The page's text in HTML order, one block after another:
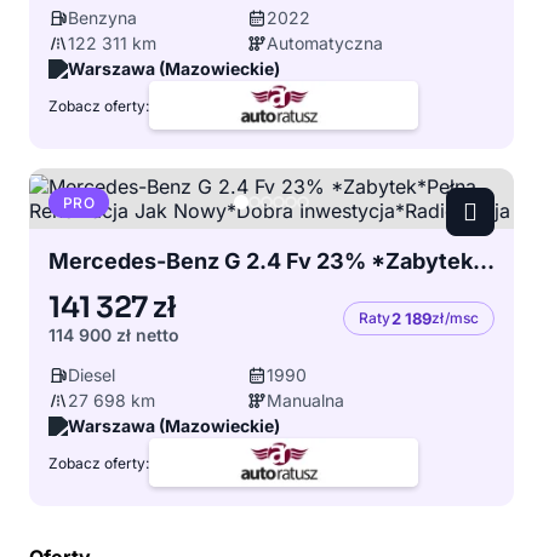
Benzyna
2022
122 311 km
Automatyczna
Warszawa (Mazowieckie)
Zobacz oferty:
PRO
Mercedes-Benz G 2.4 Fv 23% *Zabytek*Pełna Renowacja Jak Nowy*Dobra Inwestycja*Radiostacja
141 327 zł
114 900 zł netto
Raty2 189zł/msc
Diesel
1990
27 698 km
Manualna
Warszawa (Mazowieckie)
Zobacz oferty: